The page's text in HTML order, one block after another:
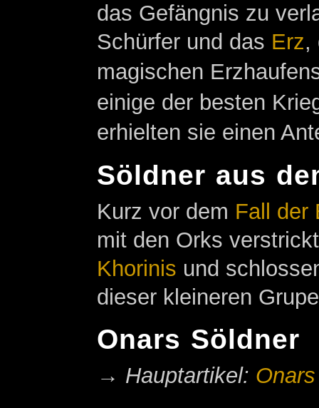
das Gefängnis zu
Schürfer und das Erz,
magischen
einige der besten
erhielten sie einen
Söldner aus
Kurz vor dem Fall der
mit den Orks
Khorinis und
dieser kleineren
Onars Söldner
→ Hauptartikel: